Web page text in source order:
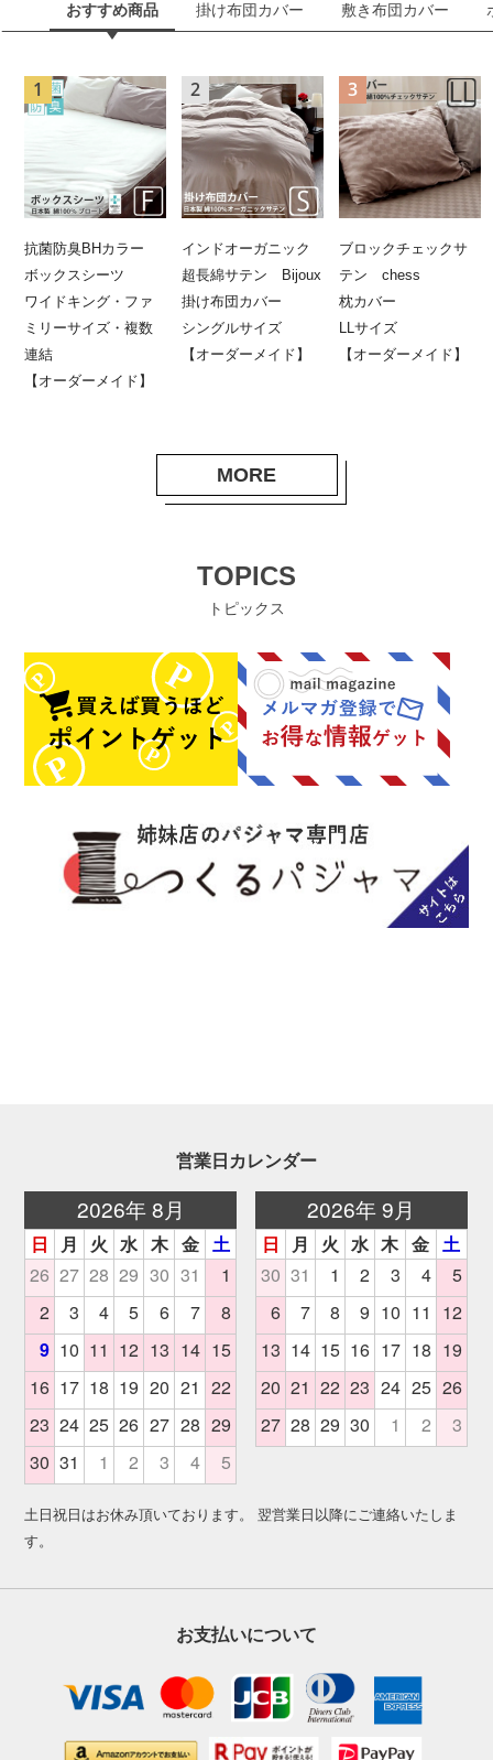
おすすめ商品 掛け布団カバー 敷き布団カバー
抗菌防臭BHカラー
ボックスシーツ
ワイドキング・ファ
ミリーサイズ・複数
連結
【オーダーメイド】
インドオーガニック
超長綿サテン Bijoux
掛け布団カバー
シングルサイズ
【オーダーメイド】
ブロックチェックサ
テン chess
枕カバー
LLサイズ
【オーダーメイド】
MORE
TOPICS
トピックス
営業日カレンダー
土日祝日はお休み頂いております。 翌営業日以降にご連絡いたしま
す。
お支払いについて